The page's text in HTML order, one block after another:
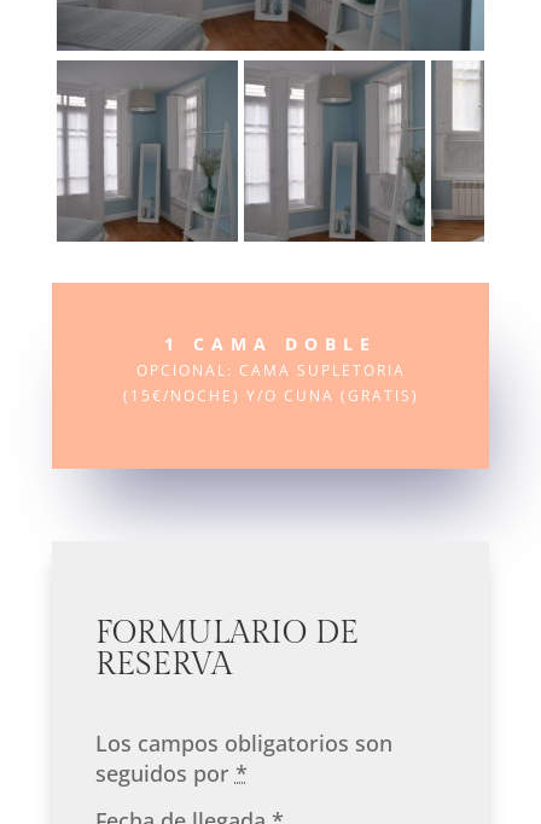
1 CAMA DOBLE
OPCIONAL: CAMA SUPLETORIA
(15€/NOCHE) Y/O CUNA (GRATIS)
FORMULARIO DE
RESERVA
Los campos obligatorios son
seguidos por *